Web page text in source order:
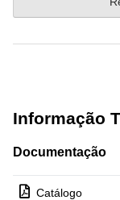
Informação
Documentação
Catálogo